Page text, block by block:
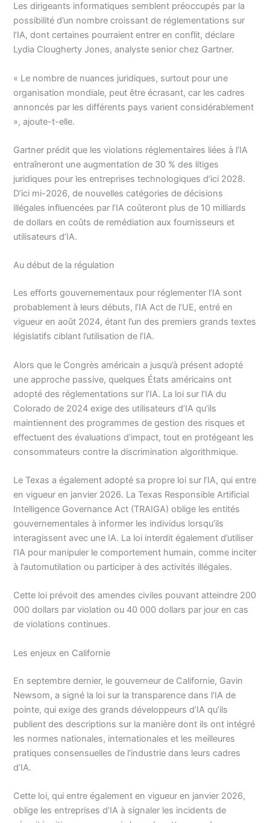
Les dirigeants informatiques semblent préoccupés par la
possibilité d’un nombre croissant de réglementations sur
l’IA, dont certaines pourraient entrer en conflit, déclare
Lydia Clougherty Jones, analyste senior chez Gartner.
« Le nombre de nuances juridiques, surtout pour une
organisation mondiale, peut être écrasant, car les cadres
annoncés par les différents pays varient considérablement
», ajoute-t-elle.
Gartner prédit que les violations réglementaires liées à l’IA
entraîneront une augmentation de 30 % des litiges
juridiques pour les entreprises technologiques d’ici 2028.
D’ici mi-2026, de nouvelles catégories de décisions
illégales influencées par l’IA coûteront plus de 10 milliards
de dollars en coûts de remédiation aux fournisseurs et
utilisateurs d’IA.
Au début de la régulation
Les efforts gouvernementaux pour réglementer l’IA sont
probablement à leurs débuts, l’IA Act de l’UE, entré en
vigueur en août 2024, étant l’un des premiers grands textes
législatifs ciblant l’utilisation de l’IA.
Alors que le Congrès américain a jusqu’à présent adopté
une approche passive, quelques États américains ont
adopté des réglementations sur l’IA. La loi sur l’IA du
Colorado de 2024 exige des utilisateurs d’IA qu’ils
maintiennent des programmes de gestion des risques et
effectuent des évaluations d’impact, tout en protégeant les
consommateurs contre la discrimination algorithmique.
Le Texas a également adopté sa propre loi sur l’IA, qui entre
en vigueur en janvier 2026. La Texas Responsible Artificial
Intelligence Governance Act (TRAIGA) oblige les entités
gouvernementales à informer les individus lorsqu’ils
interagissent avec une IA. La loi interdit également d’utiliser
l’IA pour manipuler le comportement humain, comme inciter
à l’automutilation ou participer à des activités illégales.
Cette loi prévoit des amendes civiles pouvant atteindre 200
000 dollars par violation ou 40 000 dollars par jour en cas
de violations continues.
Les enjeux en Californie
En septembre dernier, le gouverneur de Californie, Gavin
Newsom, a signé la loi sur la transparence dans l’IA de
pointe, qui exige des grands développeurs d’IA qu’ils
publient des descriptions sur la manière dont ils ont intégré
les normes nationales, internationales et les meilleures
pratiques consensuelles de l’industrie dans leurs cadres
d’IA.
Cette loi, qui entre également en vigueur en janvier 2026,
oblige les entreprises d’IA à signaler les incidents de